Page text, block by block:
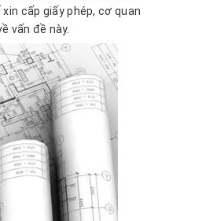
cấp giấy phép, cơ quan
vấn đề này.